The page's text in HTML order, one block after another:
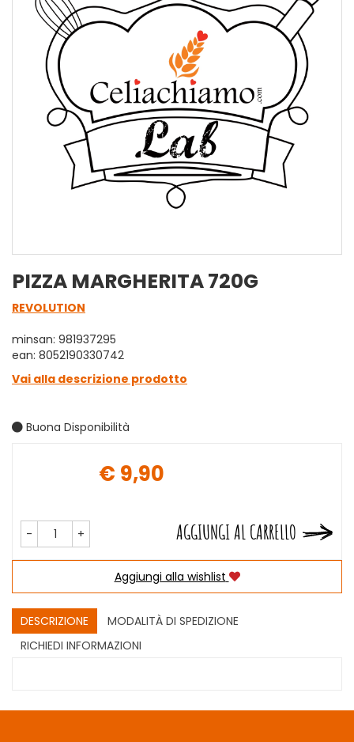
PIZZA MARGHERITA 720G
REVOLUTION
minsan: 981937295
ean: 8052190330742
Vai alla descrizione prodotto
Buona Disponibilità
€ 9,90
- + AGGIUNGI AL CARRELLO
Aggiungi alla wishlist
DESCRIZIONE
MODALITÀ DI SPEDIZIONE
RICHIEDI INFORMAZIONI